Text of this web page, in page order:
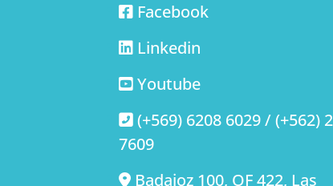
Facebook
Linkedin
Youtube
(+569) 6208 6029 / (+562)
7609
Badajoz 100, OF 422, Las